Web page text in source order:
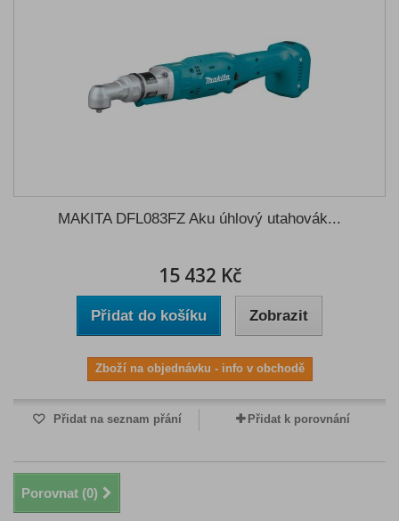
MAKITA DFL083FZ Aku úhlový utahovák...
15 432 Kč
Přidat do košíku Zobrazit
Zboží na objednávku - info v obchodě
Přidat na seznam přání Přidat k porovnání
Porovnat (0)